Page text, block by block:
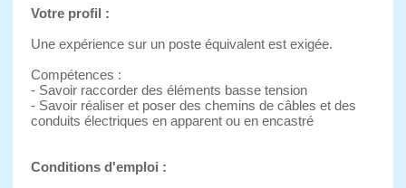
Votre profil :
Une expérience sur un poste équivalent est exigée.
Compétences :
- Savoir raccorder des éléments basse tension
- Savoir réaliser et poser des chemins de câbles et des
conduits électriques en apparent ou en encastré
Conditions d'emploi :